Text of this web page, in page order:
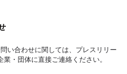
い合わせに関しては、プレスリリー
・団体に直接ご連絡ください。